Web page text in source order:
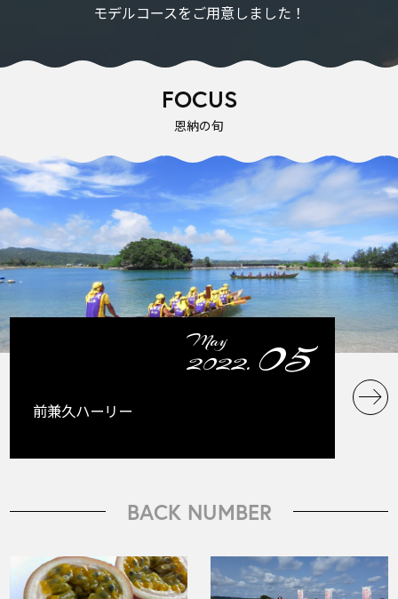
モデルコースをご用意しました！
FOCUS
恩納の旬
May
2022. 05
前兼久ハーリー
BACK NUMBER